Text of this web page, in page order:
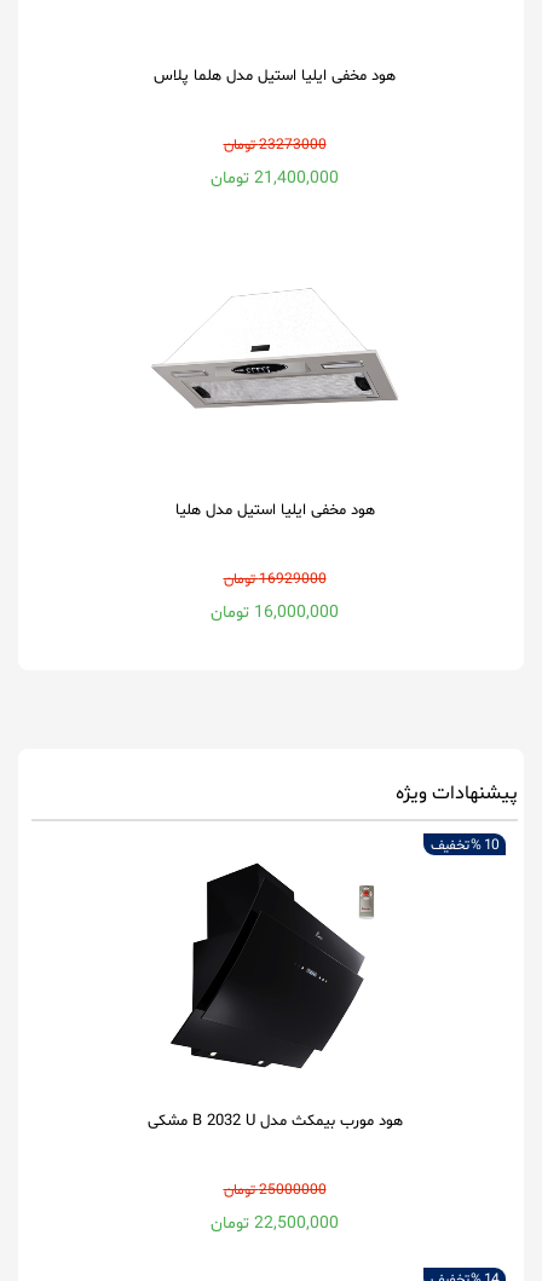
هود مخفی ایلیا استیل مدل هلما پلاس
23273000 تومان
21,400,000 تومان
هود مخفی ایلیا استیل مدل هلیا
16929000 تومان
16,000,000 تومان
پیشنهادات ویژه
10 % تخفیف
هود مورب بیمکث مدل B 2032 U مشکی
25000000 تومان
22,500,000 تومان